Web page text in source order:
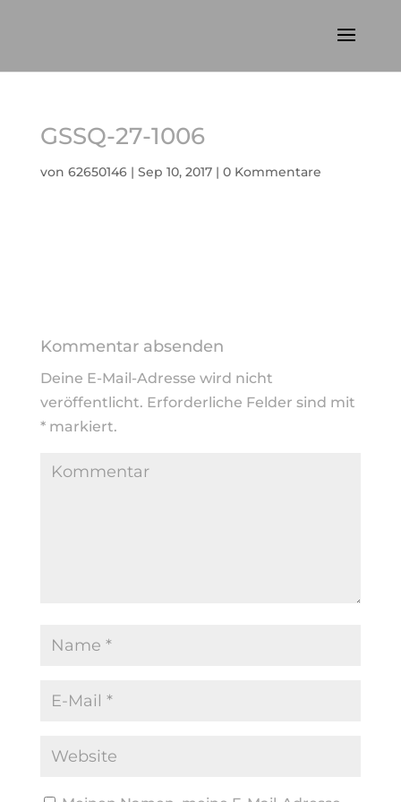
GSSQ-27-1006
von 62650146| Sep 10, 2017| 0 Kommentare
Kommentar absenden
Deine E-Mail-Adresse wird nicht
veröffentlicht. Erforderliche Felder sind mit
*markiert.